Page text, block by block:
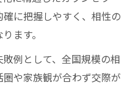
に把握しやすく、相性の
ます。
例として、全国規模の相
や家族観が合わず交際が